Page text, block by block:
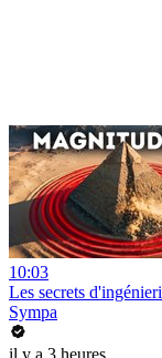
10:03
Les secrets
Sympa